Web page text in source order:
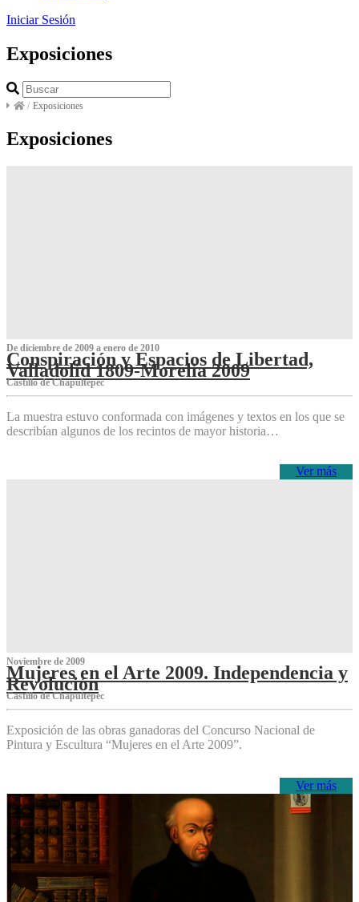
Iniciar Sesión
Exposiciones
/ Exposiciones
Exposiciones
De diciembre de 2009 a enero de 2010
Conspiración y Espacios de Libertad,
Valladolid 1809-Morelia 2009
Castillo de Chapultepec
La muestra estuvo conformada con imágenes y textos en los que se
describían algunos de los recintos de mayor historia…
Ver más
Noviembre de 2009
Mujeres en el Arte 2009. Independencia y
Revolución
Castillo de Chapultepec
Exposición de las obras ganadoras del Concurso Nacional de
Pintura y Escultura “Mujeres en el Arte 2009”.
Ver más